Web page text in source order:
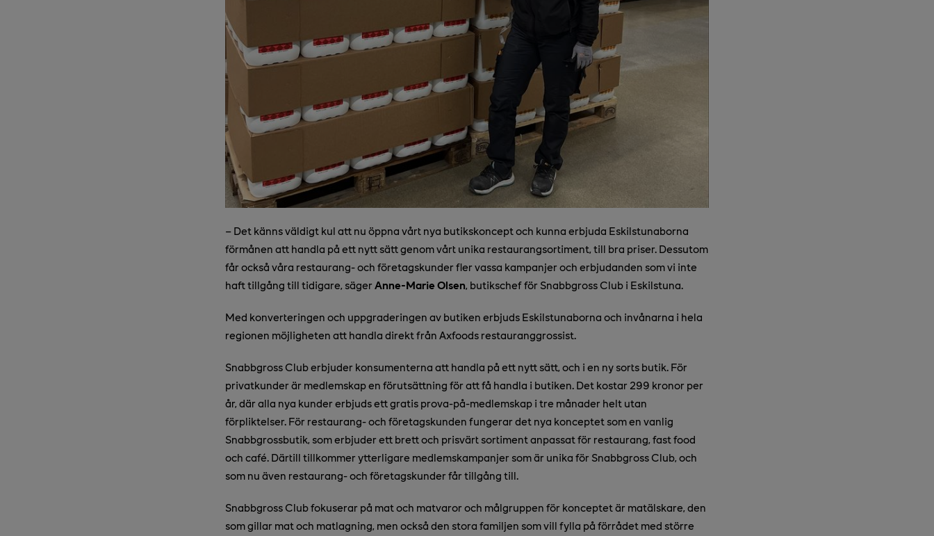
– Det känns väldigt kul att nu öppna vårt nya butikskoncept och kunna erbjuda Eskilstunaborna
förmånen att handla på ett nytt sätt genom vårt unika restaurangsortiment, till bra priser. Dessutom
får också våra restaurang- och företagskunder fler vassa kampanjer och erbjudanden som vi inte
haft tillgång till tidigare, säger Anne-Marie Olsen, butikschef för Snabbgross Club i Eskilstuna.
Med konverteringen och uppgraderingen av butiken erbjuds Eskilstunaborna och invånarna i hela
regionen möjligheten att handla direkt från Axfoods restauranggrossist.
Snabbgross Club erbjuder konsumenterna att handla på ett nytt sätt, och i en ny sorts butik. För
privatkunder är medlemskap en förutsättning för att få handla i butiken. Det kostar 299 kronor per
år, där alla nya kunder erbjuds ett gratis prova-på-medlemskap i tre månader helt utan
förpliktelser. För restaurang- och företagskunden fungerar det nya konceptet som en vanlig
Snabbgrossbutik, som erbjuder ett brett och prisvärt sortiment anpassat för restaurang, fast food
och café. Därtill tillkommer ytterligare medlemskampanjer som är unika för Snabbgross Club, och
som nu även restaurang- och företagskunder får tillgång till.
Snabbgross Club fokuserar på mat och matvaror och målgruppen för konceptet är matälskare, den
som gillar mat och matlagning, men också den stora familjen som vill fylla på förrådet med större